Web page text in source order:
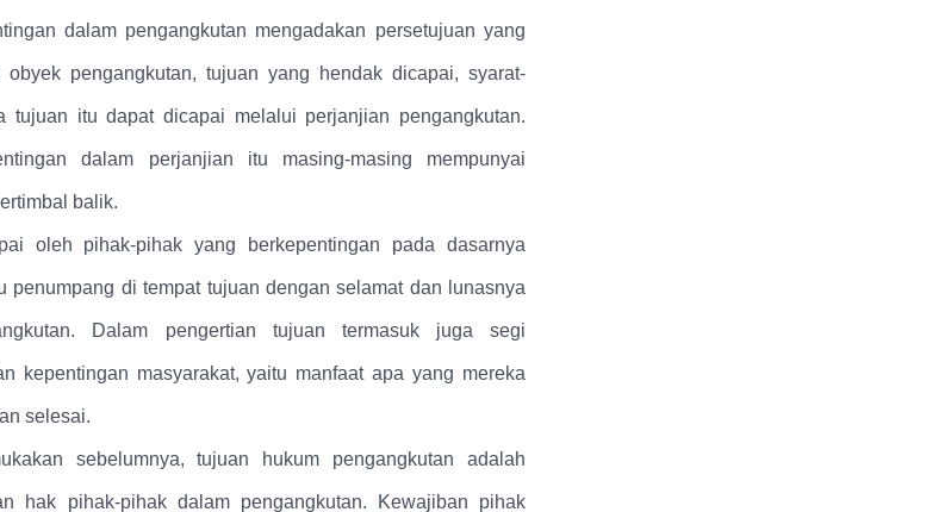
dalam pengangkutan mengadakan persetujuan yang
pengangkutan, tujuan yang hendak dicapai, syarat-
tujuan itu dapat dicapai melalui perjanjian pengangkutan.
dalam perjanjian itu masing-masing mempunyai
balik.
oleh pihak-pihak yang berkepentingan pada dasarnya
penumpang di tempat tujuan dengan selamat dan lunasnya
Dalam pengertian tujuan termasuk juga segi
kepentingan masyarakat, yaitu manfaat apa yang mereka
selesai.
sebelumnya, tujuan hukum pengangkutan adalah
hak pihak-pihak dalam pengangkutan. Kewajiban pihak